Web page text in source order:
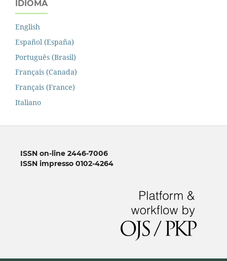
IDIOMA
English
Español (España)
Português (Brasil)
Français (Canada)
Français (France)
Italiano
ISSN on-line 2446-7006
ISSN impresso 0102-4264